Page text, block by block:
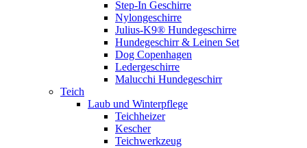
Step-In Geschirre
Nylongeschirre
Julius-K9® Hundegeschirre
Hundegeschirr & Leinen Set
Dog Copenhagen
Ledergeschirre
Malucchi Hundegeschirr
Teich
Laub und Winterpflege
Teichheizer
Kescher
Teichwerkzeug